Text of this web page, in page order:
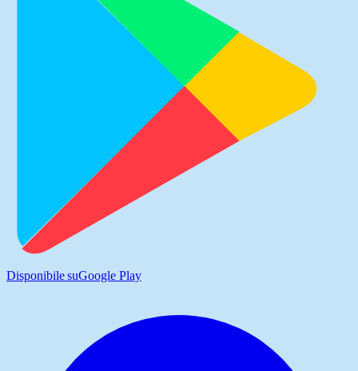
Disponibile suGoogle Play